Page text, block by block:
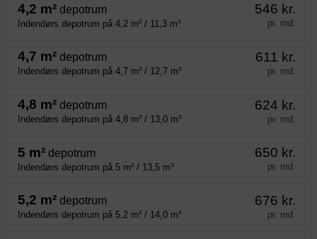
4,2 m² depotrum
Indendørs depotrum på 4,2 m² / 11,3 m³
546 kr.
pr. md.
4,7 m² depotrum
Indendørs depotrum på 4,7 m² / 12,7 m³
611 kr.
pr. md.
4,8 m² depotrum
Indendørs depotrum på 4,8 m² / 13,0 m³
624 kr.
pr. md.
5 m² depotrum
Indendørs depotrum på 5 m² / 13,5 m³
650 kr.
pr. md.
5,2 m² depotrum
Indendørs depotrum på 5,2 m² / 14,0 m³
676 kr.
pr. md.